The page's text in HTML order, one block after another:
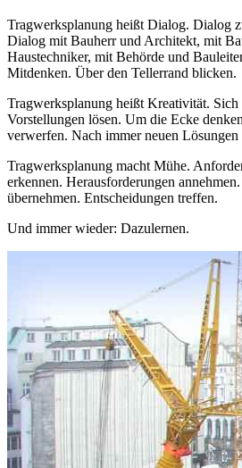
Tragwerksplanung heißt Dialog. Dialog
Dialog mit Bauherr und Architekt, mit
Haustechniker, mit Behörde und
Mitdenken. Über den Tellerrand blicken.
Tragwerksplanung heißt Kreativität.
Vorstellungen lösen. Um die Ecke
verwerfen. Nach immer neuen Lösungen
Tragwerksplanung macht Mühe.
erkennen. Herausforderungen
übernehmen. Entscheidungen treffen.
Und immer wieder: Dazulernen.